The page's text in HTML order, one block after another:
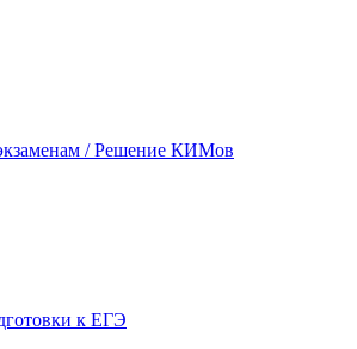
/ Решение КИМов
к ЕГЭ